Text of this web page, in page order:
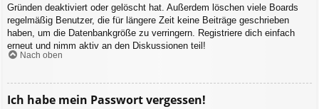
Gründen deaktiviert oder gelöscht hat. Außerdem löschen viele Boards
regelmäßig Benutzer, die für längere Zeit keine Beiträge geschrieben
haben, um die Datenbankgröße zu verringern. Registriere dich einfach
erneut und nimm aktiv an den Diskussionen teil!
Nach oben
Ich habe mein Passwort vergessen!